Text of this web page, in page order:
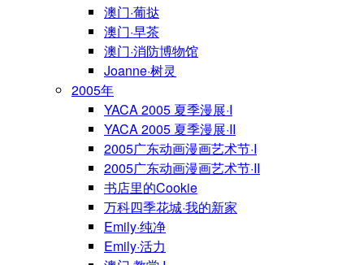
澳门·葡挞
澳门·早茶
澳门·消防博物馆
Joanne·树灵
2005年
YACA 2005 夏季漫展·I
YACA 2005 夏季漫展·II
2005广东动画漫画艺术节·I
2005广东动画漫画艺术节·II
书店里的Cookie
万科四季花城·我的新家
Emily·纯净
Emily·活力